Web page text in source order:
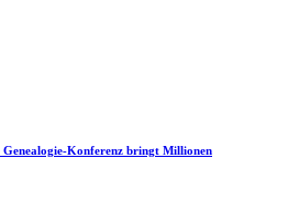
Genealogie-Konferenz bringt Millionen